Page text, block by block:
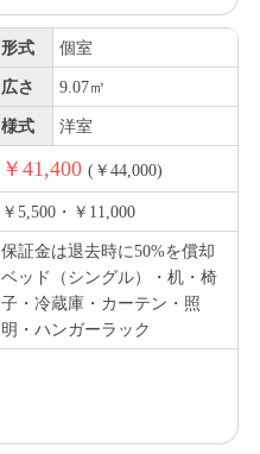
形式 個室
広さ 9.07㎡
様式 洋室
￥41,400 (￥44,000)
￥5,500・￥11,000
保証金は退去時に50%を償却
ベッド（シングル）・机・椅
子・冷蔵庫・カーテン・照
明・ハンガーラック